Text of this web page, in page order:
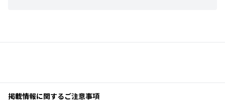
掲載情報に関するご注意事項